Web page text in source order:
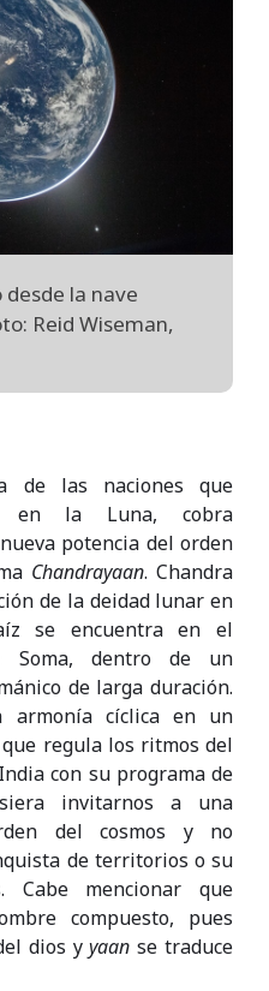
la nave
Reid Wiseman,
de las naciones que
en la Luna, cobra
potencia del orden
Chandrayaan. Chandra
de la deidad lunar en
se encuentra en el
Soma, dentro de un
de larga duración.
armonía cíclica en un
regula los ritmos del
con su programa de
invitarnos a una
del cosmos y no
de territorios o su
Cabe mencionar que
compuesto, pues
dios yyaan se traduce